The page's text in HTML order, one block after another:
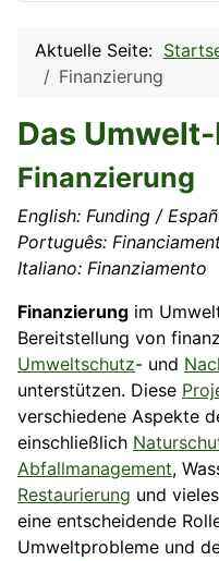
Aktuelle Seite:
Finanzierung
Das
Finanzierung
English: Funding /
Português:
Italiano: Finanziamento
Finanzierung im
Bereitstellung von
Umweltschutz- und
unterstützen. Diese
verschiedene Aspekte
einschließlich
Abfallmanagement,
Restaurierung und
eine entscheidende
Umweltprobleme und